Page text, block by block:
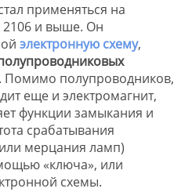
применяться на
2106 и выше. Он
электронную схему,
полупроводников,
еще и электромагнит,
функции замыкания и
срабатывания
мерцания ламп)
«ключа», или
схемы.